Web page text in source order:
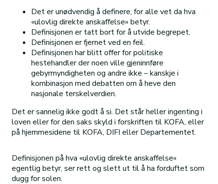
Det er unødvendig å definere, for alle vet da hva
«ulovlig direkte anskaffelse» betyr.
Definisjonen er tatt bort for å utvide begrepet.
Definisjonen er fjernet ved en feil.
Definisjonen har blitt offer for politiske
hestehandler der noen ville gjeninnføre
gebyrmyndigheten og andre ikke – kanskje i
kombinasjon med debatten om å heve den
nasjonale terskelverdien.
Det er sannelig ikke godt å si. Det står heller ingenting i
loven eller for den saks skyld i forskriften til KOFA, eller
på hjemmesidene til KOFA, DIFI eller Departementet.
Definisjonen på hva «ulovlig direkte anskaffelse»
egentlig betyr, ser rett og slett ut til å ha forduftet som
dugg for solen.